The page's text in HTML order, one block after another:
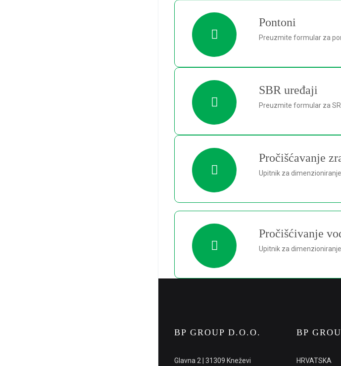
Pontoni
Preuzmite formular za
SBR uređaji
Preuzmite formular za
Pročišćavanje
Upitnik za
Pročišćivanje
Upitnik za
BP GROUP D.O.O.
Glavna 2 | 31309 Kneževi
BP
HRVATSKA